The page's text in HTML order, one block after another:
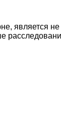
является